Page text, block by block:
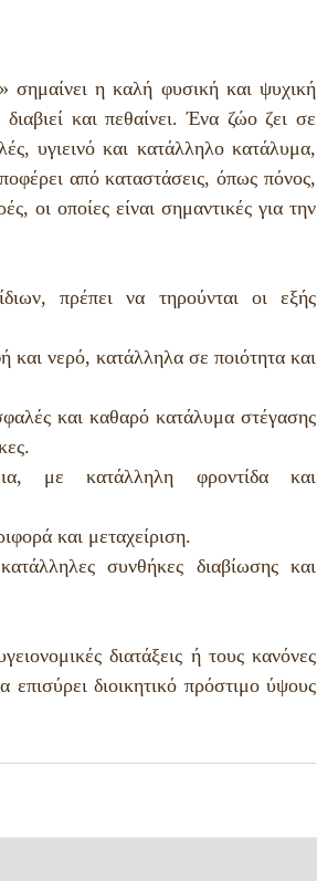
η καλή φυσική και ψυχική
και πεθαίνει. Ένα ζώο ζει σε
υγιεινό και κατάλληλο κατάλυμα,
από καταστάσεις, όπως πόνος,
οι οποίες είναι σημαντικές για την
πρέπει να τηρούνται οι εξής
νερό, κατάλληλα σε ποιότητα και
και καθαρό κατάλυμα στέγασης
με κατάλληλη φροντίδα και
και μεταχείριση.
συνθήκες διαβίωσης και
διατάξεις ή τους κανόνες
διοικητικό πρόστιμο ύψους